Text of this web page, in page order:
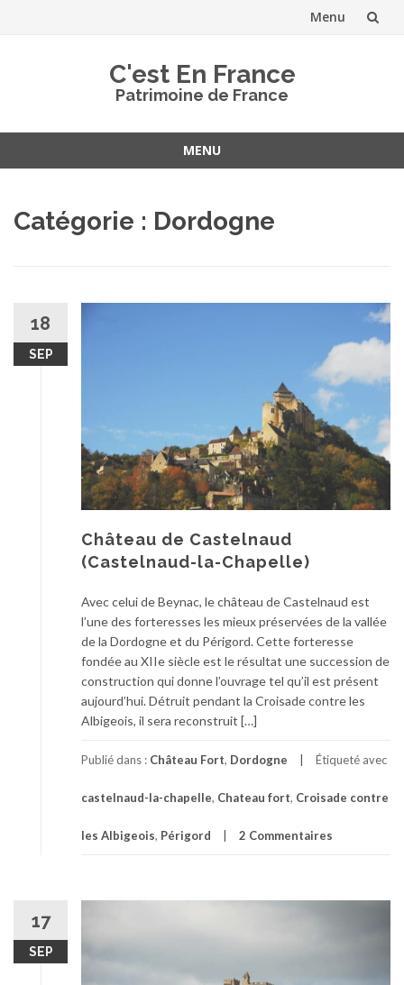
Menu
C'est En France
Patrimoine de France
MENU
contenu
Catégorie : Dordogne
18
SEP
Château de Castelnaud
(Castelnaud-la-Chapelle)
Avec celui de Beynac, le château de Castelnaud est
l’une des forteresses les mieux préservées de la vallée
de la Dordogne et du Périgord. Cette forteresse
fondée au XIIe siècle est le résultat une succession de
construction qui donne l’ouvrage tel qu’il est présent
aujourd’hui. Détruit pendant la Croisade contre les
Albigeois, il sera reconstruit […]
Publié dans : Château Fort, Dordogne Étiqueté avec
castelnaud-la-chapelle, Chateau fort, Croisade contre
les Albigeois, Périgord 2 Commentaires
17
SEP